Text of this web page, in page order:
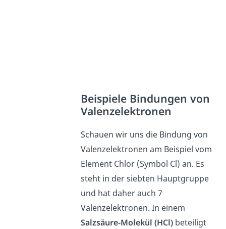
Beispiele Bindungen von
Valenzelektronen
Schauen wir uns die Bindung von
Valenzelektronen am Beispiel vom
Element Chlor (Symbol Cl) an. Es
steht in der siebten Hauptgruppe
und hat daher auch 7
Valenzelektronen. In einem
Salzsäure-Molekül (HCl)beteiligt